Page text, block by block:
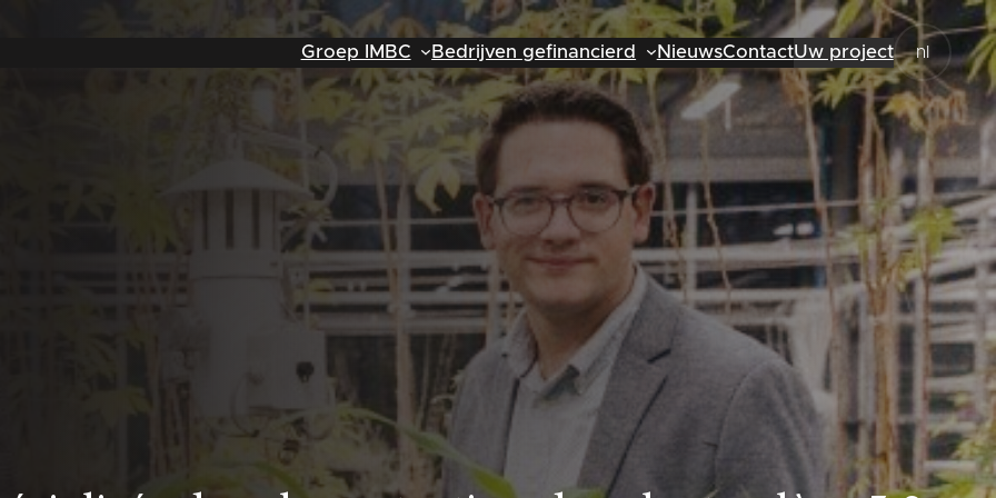
Groep IMBC Bedrijven gefinancierd NieuwsContactUw project nl